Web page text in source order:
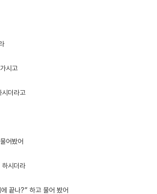
시고
시더라고
어봤어
시더라
끝나?” 하고 물어 봤어